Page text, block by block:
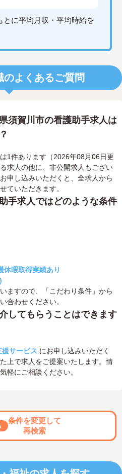
に平均月収・平均時給を
のよくあるご質問
須賀川市の看護助手求人は
1件あります（2026年08月06日更
求人の他に、非公開求人もござい
申し込みいただくと、全求人から
ていただきます。
手求人ではどのような条件
休暇取得実績あり
ますので、「こだわり条件」から
合わせください。
してもらうことはできます
サービス にお申し込みいただく
上で求人をご提案いたします。情
軽にご相談ください。
条件を変更して
再検索